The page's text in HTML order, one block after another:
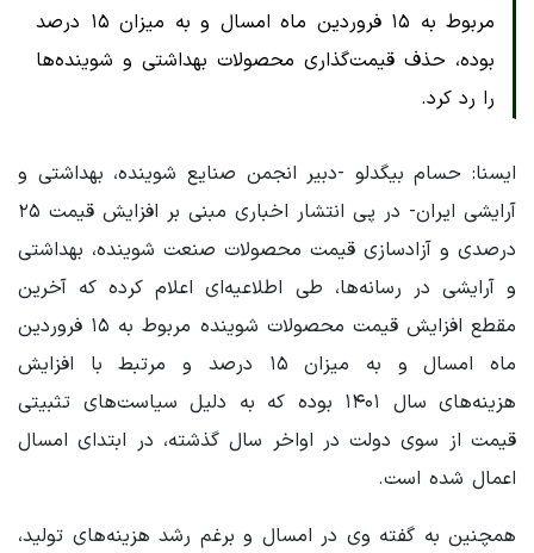
مربوط به ۱۵ فروردین ماه امسال و به میزان ۱۵ درصد
بوده، حذف قیمت‌گذاری محصولات بهداشتی و شوینده‌ها
را رد کرد.
ایسنا: حسام بیگدلو -دبیر انجمن صنایع شوینده، بهداشتی و
آرایشی ایران- در پی انتشار اخباری مبنی بر افزایش قیمت ۲۵
درصدی و آزادسازی قیمت محصولات صنعت شوینده، بهداشتی
و آرایشی در رسانه‌ها، طی اطلاعیه‌ای اعلام کرده که آخرین
مقطع افزایش قیمت محصولات شوینده مربوط به ۱۵ فروردین
ماه امسال و به میزان ۱۵ درصد و مرتبط با افزایش
هزینه‌های سال ۱۴۰۱ بوده که به دلیل سیاست‌های تثبیتی
قیمت از سوی دولت در اواخر سال گذشته، در ابتدای امسال
اعمال شده است.
همچنین به گفته وی در امسال و برغم رشد هزینه‌های تولید،